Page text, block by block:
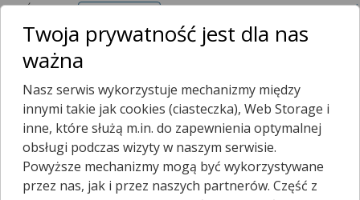
WAZÓW 42,tel. Wyświetl numer zmień
lek. med.Tomasz Orchel lekarz chorób wewnętrznych
PORADNIA LEKARZA RODZINNEGO POZ, LEKARZ -
Ten lekarz jeszcze nie udostępnia zamawiania recept przez
internet.
Twoja prywatność jest dla nas
ważna
Nasz serwis wykorzystuje mechanizmy między
innymi takie jak cookies (ciasteczka), Web Storage i
inne, które służą m.in. do zapewnienia optymalnej
obsługi podczas wizyty w naszym serwisie.
Powyższe mechanizmy mogą być wykorzystywane
przez nas, jak i przez naszych partnerów. Część z